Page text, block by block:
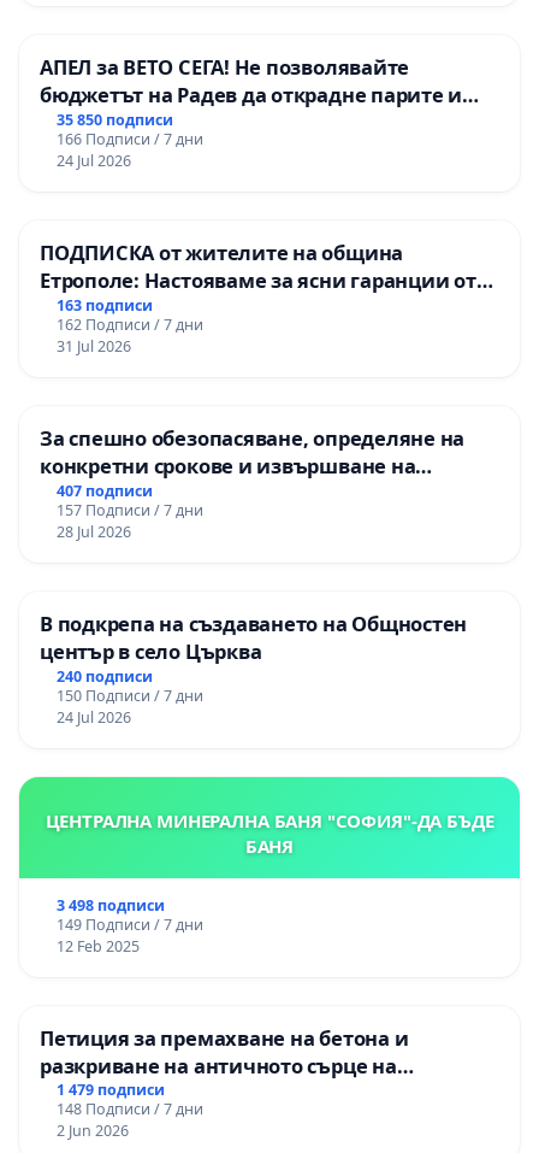
Nieuwenhuijsen M. Green space and mortality in
5196(21)00229-1.
[11] Dzhambov AM, Dimitrova V, Germanova N,
[12] Dadvand et al., 2015; Vujcic and Tomicevic-
[13] Camps-Calvet и др., 2016; Artmann и др., 2017
АПЕЛ за ВЕТО СЕГА! Не позволявайте
бюджетът на Радев да открадне парите и
правата ни в тъмното
35 850 подписи
166 Подписи / 7 дни
24 Jul 2026
ПОДПИСКА от жителите на община
Етрополе: Настояваме за ясни гаранции от
“Елаците-МЕД” АД и от държавата, че ще се
изпълнят всички екологични норми!
163 подписи
162 Подписи / 7 дни
31 Jul 2026
За спешно обезопасяване, определяне на
конкретни срокове и извършване на
цялостна рехабилитация на
републиканския път между пътен възел АМ
„Тракия“ - гр. Ихтиман - с. Мирово - к.к.
407 подписи
157 Подписи / 7 дни
28 Jul 2026
В подкрепа на създаването на Общностен
център в село Църква
240 подписи
150 Подписи / 7 дни
24 Jul 2026
ЦЕНТРАЛНА МИНЕРАЛНА БАНЯ "СОФИЯ"-ДА БЪДЕ
БАНЯ
3 498 подписи
149 Подписи / 7 дни
12 Feb 2025
Петиция за премахване на бетона и
разкриване на античното сърце на
Могиланската могила във Враца
1 479 подписи
148 Подписи / 7 дни
2 Jun 2026